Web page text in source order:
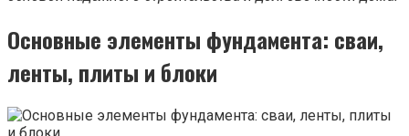
Основные элементы фундамента: сваи,
ленты, плиты и блоки